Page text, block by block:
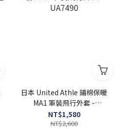
日本 United Athle 鋪棉保暖
MA1 軍裝飛行外套 -
UA7490
NT$1,580
NT$2,600